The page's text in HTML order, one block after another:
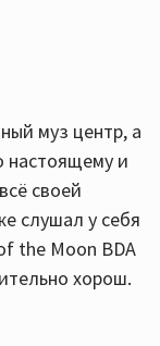
муз центр, а
настоящему и
своей
слушал у себя
the Moon BDA
хорош.